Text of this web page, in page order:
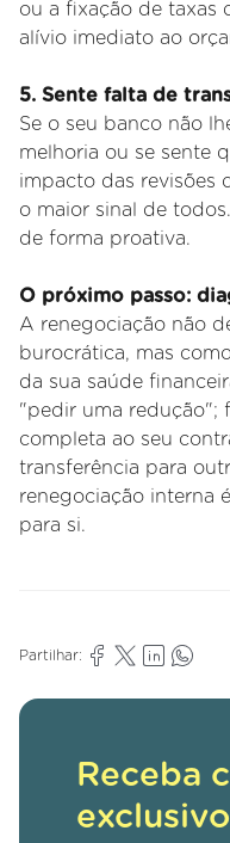
ou a fixação de taxas
alívio imediato ao
5. Sente falta de
Se o seu banco não
melhoria ou se sente
impacto das revisões
o maior sinal de
de forma proativa.
O próximo passo:
A renegociação não
burocrática, mas
da sua saúde
"pedir uma redução";
completa ao seu
transferência para
renegociação interna
para si.
Partilhar:
Receba